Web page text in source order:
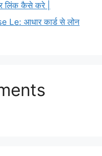
लिंक कैसे करे |
Le: आधार कार्ड से लोन